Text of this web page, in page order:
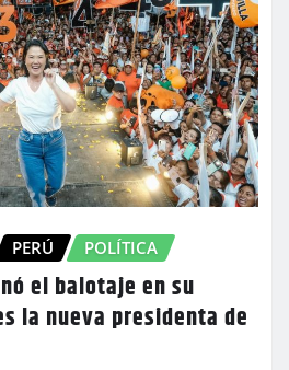
PERÚ POLÍTICA
el balotaje en su
la nueva presidenta de